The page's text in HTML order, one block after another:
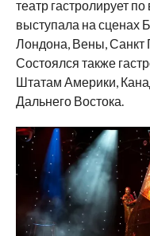
театр гастролирует
выступала на сценах
Лондона, Вены, Санкт
Состоялся также
Штатам Америки,
Дальнего Востока.